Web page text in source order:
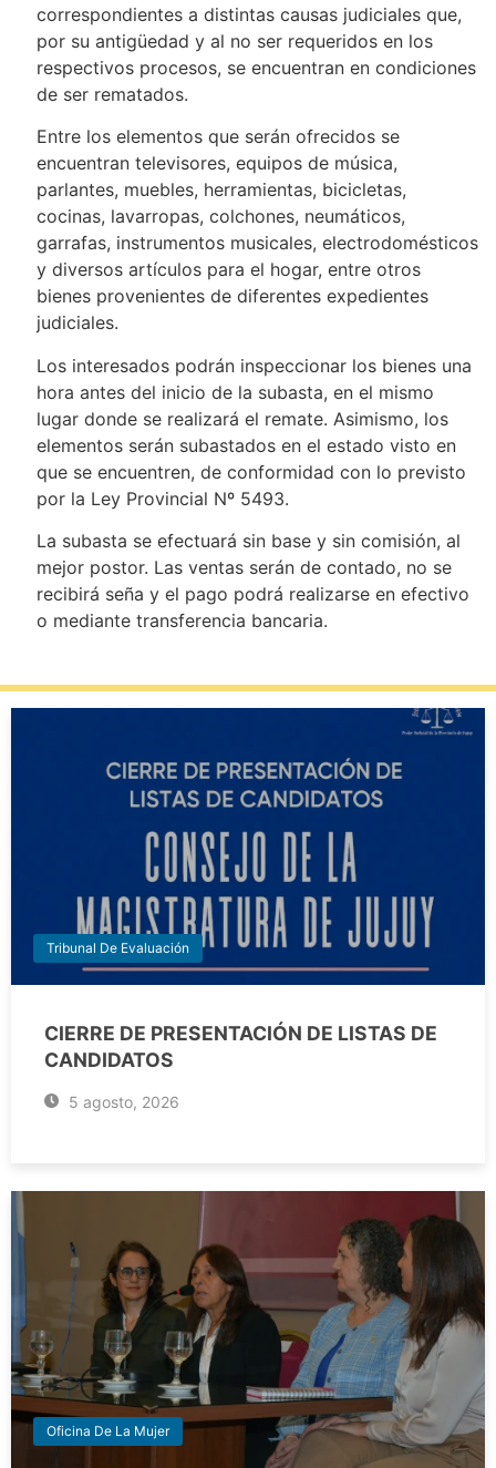
correspondientes a distintas causas judiciales que,
por su antigüedad y al no ser requeridos en los
respectivos procesos, se encuentran en condiciones
de ser rematados.
Entre los elementos que serán ofrecidos se
encuentran televisores, equipos de música,
parlantes, muebles, herramientas, bicicletas,
cocinas, lavarropas, colchones, neumáticos,
garrafas, instrumentos musicales, electrodomésticos
y diversos artículos para el hogar, entre otros
bienes provenientes de diferentes expedientes
judiciales.
Los interesados podrán inspeccionar los bienes una
hora antes del inicio de la subasta, en el mismo
lugar donde se realizará el remate. Asimismo, los
elementos serán subastados en el estado visto en
que se encuentren, de conformidad con lo previsto
por la Ley Provincial Nº 5493.
La subasta se efectuará sin base y sin comisión, al
mejor postor. Las ventas serán de contado, no se
recibirá seña y el pago podrá realizarse en efectivo
o mediante transferencia bancaria.
Tribunal De Evaluación
CIERRE DE PRESENTACIÓN DE LISTAS DE
CANDIDATOS
5 agosto, 2026
Oficina De La Mujer